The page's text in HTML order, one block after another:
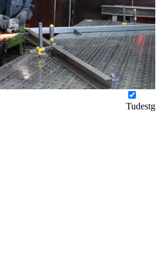
Tudestg